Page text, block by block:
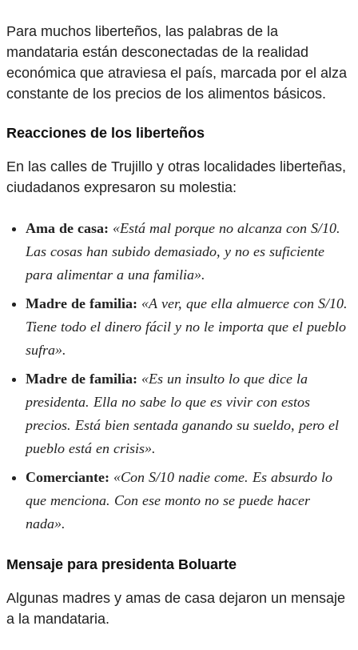
Para muchos liberteños, las palabras de la
mandataria están desconectadas de la realidad
económica que atraviesa el país, marcada por el alza
constante de los precios de los alimentos básicos.
Reacciones de los liberteños
En las calles de Trujillo y otras localidades liberteñas,
ciudadanos expresaron su molestia:
Ama de casa: «Está mal porque no alcanza con S/10.
Las cosas han subido demasiado, y no es suficiente
para alimentar a una familia».
Madre de familia: «A ver, que ella almuerce con S/10.
Tiene todo el dinero fácil y no le importa que el pueblo
sufra».
Madre de familia: «Es un insulto lo que dice la
presidenta. Ella no sabe lo que es vivir con estos
precios. Está bien sentada ganando su sueldo, pero el
pueblo está en crisis».
Comerciante: «Con S/10 nadie come. Es absurdo lo
que menciona. Con ese monto no se puede hacer
nada».
Mensaje para presidenta Boluarte
Algunas madres y amas de casa dejaron un mensaje
a la mandataria.